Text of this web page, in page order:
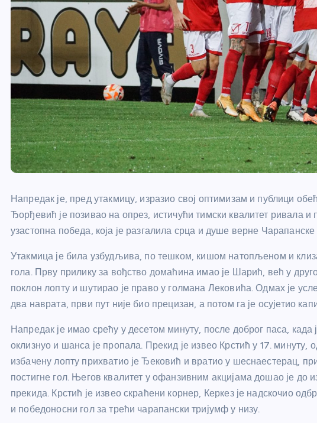
Напредак је, пред утакмицу, изразио свој оптимизам и публици
Ђорђевић је позивао на опрез, истичући тимски квалитет ривала и
узастопна победа, која је разгалила срца и душе верне Чарапанске
Утакмица је била узбудљива, по тешком, кишом натопљеном и
гола. Прву прилику за вођство домаћина имао је Шарић, већ у
поклон лопту и шутирао је право у голмана Лековића. Одмах је
два наврата, први пут није био прецизан, а потом га је осујетио
Напредак је имао срећу у десетом минуту, после доброг паса,
оклизнуо и шанса је пропала. Прекид је извео Крстић у 17. минуту,
избачену лопту прихватио је Ђековић и вратио у шеснаестерац,
постигне гол. Његов квалитет у офанзивним акцијама дошао је до
прекида. Крстић је извео скраћени корнер, Керкез је надскочио
и победоносни гол за трећи чарапански тријумф у низу.